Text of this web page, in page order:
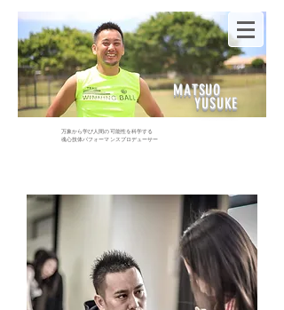
MATSUO
YUSUKE
万象から学び人間の可能性を科学する
​魂心技体パフォーマンスプロデューサー